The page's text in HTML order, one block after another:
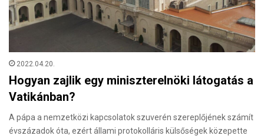
2022.04.20.
Hogyan zajlik egy miniszterelnöki látogatás a
Vatikánban?
A pápa a nemzetközi kapcsolatok szuverén szereplőjének számít
évszázadok óta, ezért állami protokolláris külsőségek közepette